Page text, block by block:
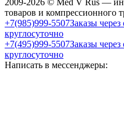
товаров и компрессионного
+7(985)999-5507Заказы
круглосуточно
+7(495)999-5507Заказы
круглосуточно
Написать в мессенджеры: